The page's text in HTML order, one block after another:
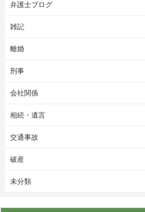
弁護士ブログ
雑記
離婚
刑事
会社関係
相続・遺言
交通事故
破産
未分類